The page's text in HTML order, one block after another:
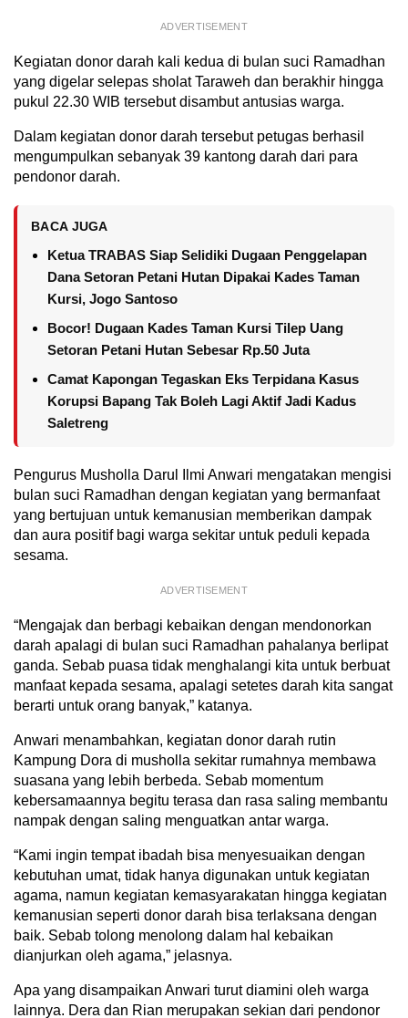
ADVERTISEMENT
Kegiatan donor darah kali kedua di bulan suci Ramadhan
yang digelar selepas sholat Taraweh dan berakhir hingga
pukul 22.30 WIB tersebut disambut antusias warga.
Dalam kegiatan donor darah tersebut petugas berhasil
mengumpulkan sebanyak 39 kantong darah dari para
pendonor darah.
BACA JUGA
Ketua TRABAS Siap Selidiki Dugaan Penggelapan
Dana Setoran Petani Hutan Dipakai Kades Taman
Kursi, Jogo Santoso
Bocor! Dugaan Kades Taman Kursi Tilep Uang
Setoran Petani Hutan Sebesar Rp.50 Juta
Camat Kapongan Tegaskan Eks Terpidana Kasus
Korupsi Bapang Tak Boleh Lagi Aktif Jadi Kadus
Saletreng
Pengurus Musholla Darul Ilmi Anwari mengatakan mengisi
bulan suci Ramadhan dengan kegiatan yang bermanfaat
yang bertujuan untuk kemanusian memberikan dampak
dan aura positif bagi warga sekitar untuk peduli kepada
sesama.
ADVERTISEMENT
“Mengajak dan berbagi kebaikan dengan mendonorkan
darah apalagi di bulan suci Ramadhan pahalanya berlipat
ganda. Sebab puasa tidak menghalangi kita untuk berbuat
manfaat kepada sesama, apalagi setetes darah kita sangat
berarti untuk orang banyak,” katanya.
Anwari menambahkan, kegiatan donor darah rutin
Kampung Dora di musholla sekitar rumahnya membawa
suasana yang lebih berbeda. Sebab momentum
kebersamaannya begitu terasa dan rasa saling membantu
nampak dengan saling menguatkan antar warga.
“Kami ingin tempat ibadah bisa menyesuaikan dengan
kebutuhan umat, tidak hanya digunakan untuk kegiatan
agama, namun kegiatan kemasyarakatan hingga kegiatan
kemanusian seperti donor darah bisa terlaksana dengan
baik. Sebab tolong menolong dalam hal kebaikan
dianjurkan oleh agama,” jelasnya.
Apa yang disampaikan Anwari turut diamini oleh warga
lainnya. Dera dan Rian merupakan sekian dari pendonor